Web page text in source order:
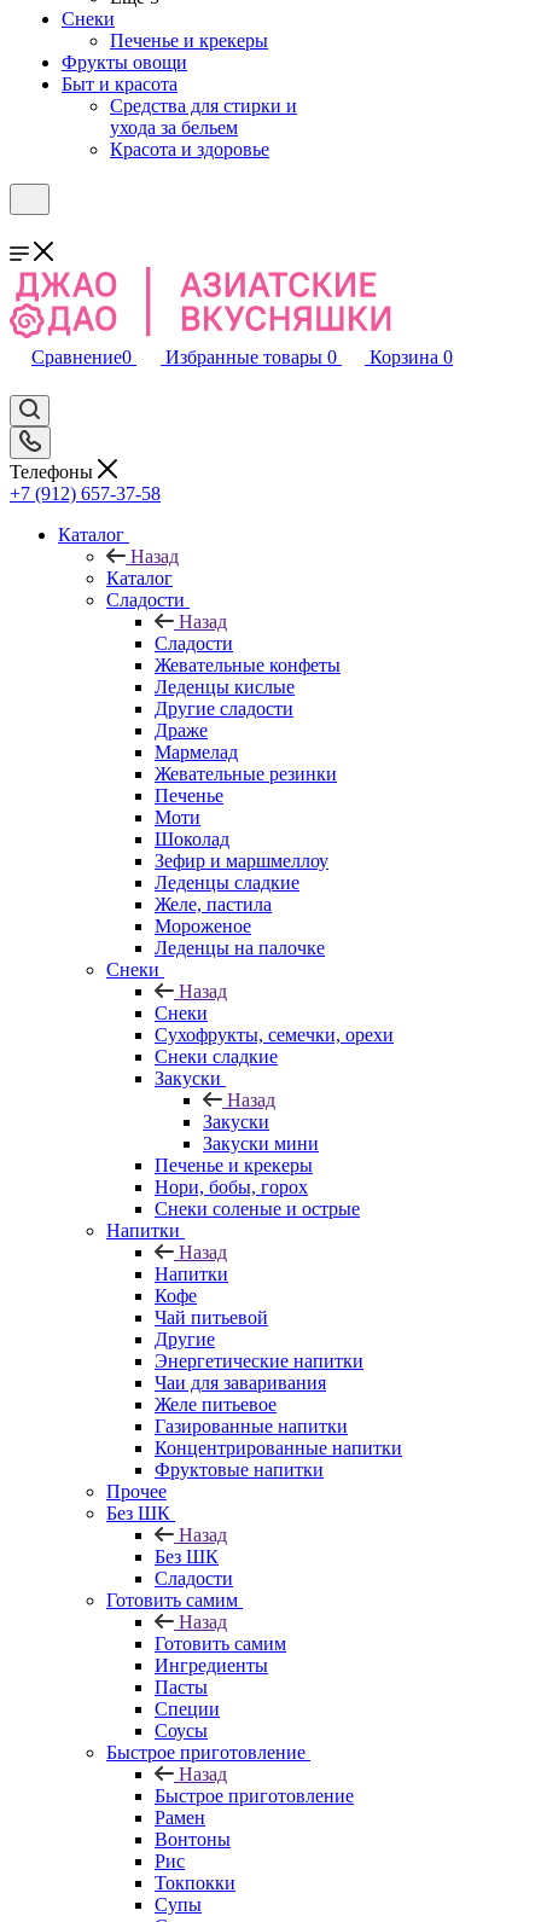
Снеки
Печенье и крекеры
Фрукты овощи
Быт и красота
Средства для стирки и
ухода за бельем
Красота и здоровье
Сравнение0 Избранные товары 0 Корзина 0
Телефоны
+7 (912) 657-37-58
Каталог
Назад
Каталог
Сладости
Назад
Сладости
Жевательные конфеты
Леденцы кислые
Другие сладости
Драже
Мармелад
Жевательные резинки
Печенье
Моти
Шоколад
Зефир и маршмеллоу
Леденцы сладкие
Желе, пастила
Мороженое
Леденцы на палочке
Снеки
Назад
Снеки
Сухофрукты, семечки, орехи
Снеки сладкие
Закуски
Назад
Закуски
Закуски мини
Печенье и крекеры
Нори, бобы, горох
Снеки соленые и острые
Напитки
Назад
Напитки
Кофе
Чай питьевой
Другие
Энергетические напитки
Чаи для заваривания
Желе питьевое
Газированные напитки
Концентрированные напитки
Фруктовые напитки
Прочее
Без ШК
Назад
Без ШК
Сладости
Готовить самим
Назад
Готовить самим
Ингредиенты
Пасты
Специи
Соусы
Быстрое приготовление
Назад
Быстрое приготовление
Рамен
Вонтоны
Рис
Токпокки
Супы